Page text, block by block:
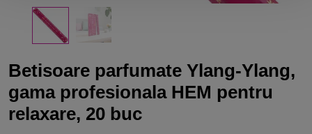
Betisoare parfumate Ylang-Ylang,
gama profesionala HEM pentru
relaxare, 20 buc